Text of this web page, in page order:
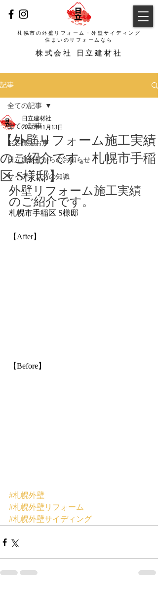
札幌市の外壁リフォーム・外壁サイディング
​株式会社 日立建材社
​住まいのリフォームなら
記事
全ての記事
お客様のお声
日立建材社からのお知らせ
サイディングの知識
全ての記事
【外壁リフォーム施工実績
のご紹介です。札幌市手稲
区 S様邸】
日立建材社
2022年11月13日
外壁リフォーム施工実績
のご紹介です。
札幌市手稲区 S様邸
【After】
【Before】
#札幌外壁
#札幌外壁リフォーム
#札幌外壁サイディング